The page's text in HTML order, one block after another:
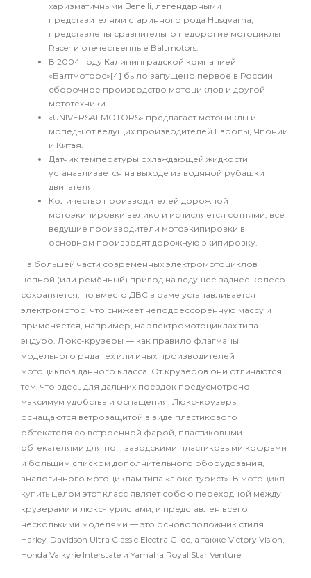
харизматичными Benelli, легендарными
представителями старинного рода Husqvarna,
представлены сравнительно недорогие мотоциклы
Racer и отечественные Baltmotors.
В 2004 году Калининградской компанией
«Балтмоторс»[4] было запущено первое в России
сборочное производство мотоциклов и другой
мототехники.
«UNIVERSALMOTORS» предлагает мотоциклы и
мопеды от ведущих производителей Европы, Японии
и Китая.
Датчик температуры охлаждающей жидкости
устанавливается на выходе из водяной рубашки
двигателя.
Количество производителей дорожной
мотоэкипировки велико и исчисляется сотнями, все
ведущие производители мотоэкипировки в
основном производят дорожную экипировку.
На большей части современных электромотоциклов
цепной (или ремённый) привод на ведущее заднее колесо
сохраняется, но вместо ДВС в раме устанавливается
электромотор, что снижает неподрессоренную массу и
применяется, например, на электромотоциклах типа
эндуро. Люкс-крузеры — как правило флагманы
модельного ряда тех или иных производителей
мотоциклов данного класса. От крузеров они отличаются
тем, что здесь для дальних поездок предусмотрено
максимум удобства и оснащения. Люкс-крузеры
оснащаются ветрозащитой в виде пластикового
обтекателя со встроенной фарой, пластиковыми
обтекателями для ног, заводскими пластиковыми кофрами
и большим списком дополнительного оборудования,
аналогичного мотоциклам типа «люкс-турист». В мотоцикл
купить целом этот класс являет собою переходной между
крузерами и люкс-туристами, и представлен всего
несколькими моделями — это основоположник стиля
Harley-Davidson Ultra Classic Electra Glide, а также Victory Vision,
Honda Valkyrie Interstate и Yamaha Royal Star Venture.